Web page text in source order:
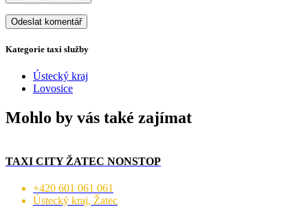
Kategorie taxi služby
Ústecký kraj
Lovosice
Mohlo by vás také zajímat
TAXI CITY ŽATEC NONSTOP
+420 601 061 061
Ústecký kraj, Žatec